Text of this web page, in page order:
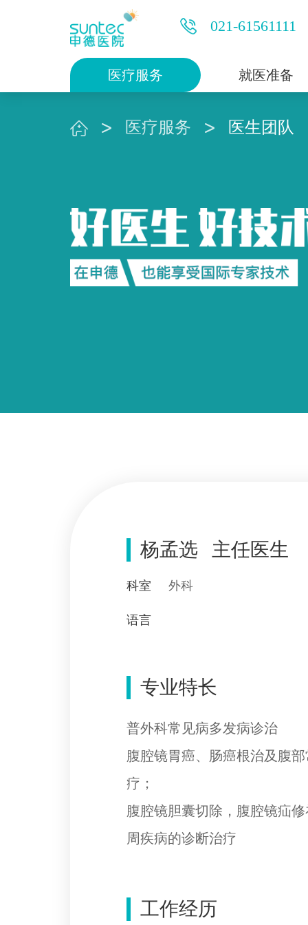
021-61561111
医疗服务 就医准备
医疗服务 医生团队
杨孟选 主任医生
科室 外科
语言
专业特长
普外科常见病多发病诊治
腹腔镜胃癌、肠癌根治及腹
疗；
腹腔镜胆囊切除，腹腔镜疝
周疾病的诊断治疗
工作经历